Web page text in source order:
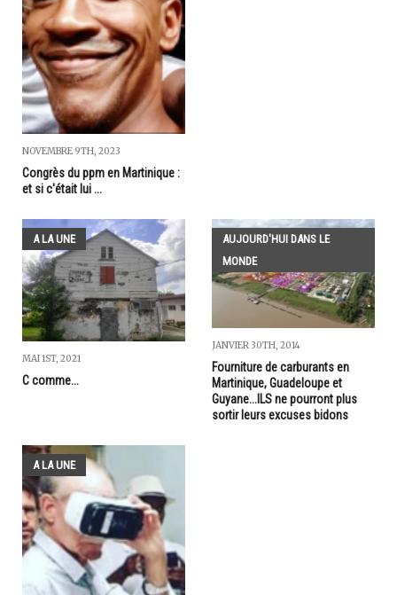
NOVEMBRE 9TH, 2023
Congrès du ppm en Martinique :
et si c'était lui ...
A LA UNE
MAI 1ST, 2021
C comme...
AUJOURD'HUI DANS LE
MONDE
JANVIER 30TH, 2014
Fourniture de carburants en
Martinique, Guadeloupe et
Guyane...ILS ne pourront plus
sortir leurs excuses bidons
A LA UNE